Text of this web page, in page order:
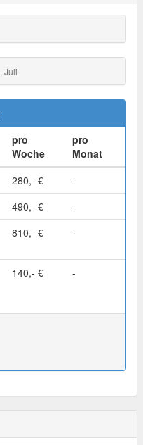
, Juli
pro
Woche
pro
Monat
280,- €
-
490,- €
-
810,- € -
140,- € -